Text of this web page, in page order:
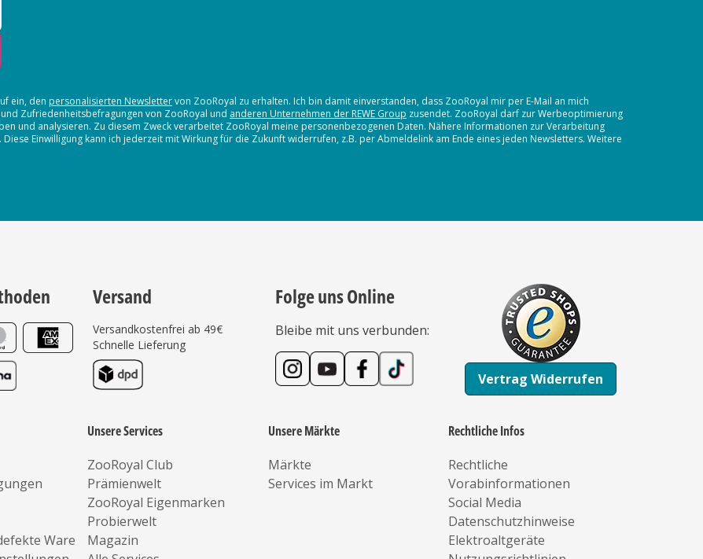
ein, den personalisierten Newslettervon ZooRoyal zu erhalten. Ich bin damit einverstanden, dass ZooRoyal mir per E-Mail an mich
Zufriedenheitsbefragungen von ZooRoyal und anderen Unternehmen der REWE Group zusendet. ZooRoyal darf zur Werbeoptimierung
und analysieren. Zu diesem Zweck verarbeitet ZooRoyal meine personenbezogenen Daten. Nähere Informationen zur Verarbeitung
Einwilligung kann ich jederzeit mit Wirkung für die Zukunft widerrufen, z.B. per Abmeldelink am Ende eines jeden Newsletters. Weitere
Versand
Versandkostenfrei ab 49€
Schnelle Lieferung
Folge uns Online
Bleibe mit uns verbunden:
Vertrag Widerrufen
Ware
Unsere Services
ZooRoyal Club
Prämienwelt
ZooRoyal Eigenmarken
Probierwelt
Magazin
Unsere Märkte
Märkte
Services im Markt
Rechtliche Infos
Rechtliche
Vorabinformationen
Social Media
Datenschutzhinweise
Elektroaltgeräte